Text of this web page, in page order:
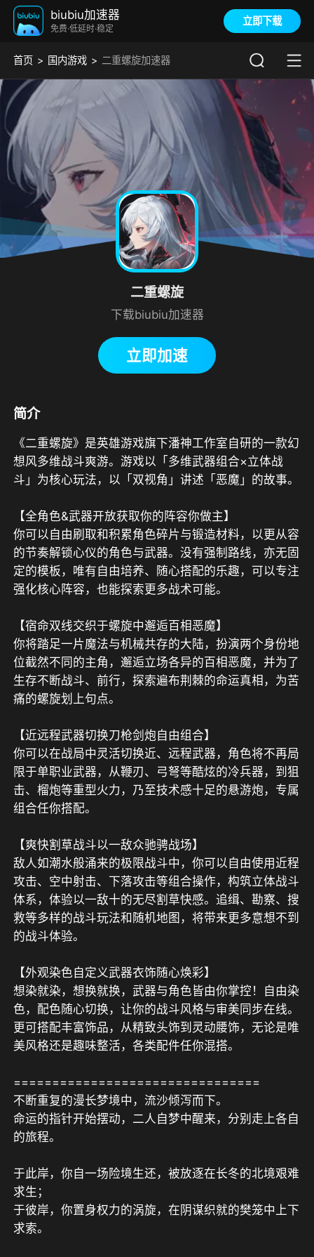
biubiu加速器
免费·低延时·稳定
立即下载
首页 国内游戏 二重螺旋加速器
二重螺旋
下载biubiu加速器
立即加速
简介
《二重螺旋》是英雄游戏旗下潘神工作室自研的一款幻
想风多维战斗爽游。游戏以「多维武器组合×立体战
斗」为核心玩法，以「双视角」讲述「恶魔」的故事。
【全角色&武器开放获取你的阵容你做主】
你可以自由刷取和积累角色碎片与锻造材料，以更从容
的节奏解锁心仪的角色与武器。没有强制路线，亦无固
定的模板，唯有自由培养、随心搭配的乐趣，可以专注
强化核心阵容，也能探索更多战术可能。
【宿命双线交织于螺旋中邂逅百相恶魔】
你将踏足一片魔法与机械共存的大陆，扮演两个身份地
位截然不同的主角，邂逅立场各异的百相恶魔，并为了
生存不断战斗、前行，探索遍布荆棘的命运真相，为苦
痛的螺旋划上句点。
【近远程武器切换刀枪剑炮自由组合】
你可以在战局中灵活切换近、远程武器，角色将不再局
限于单职业武器，从鞭刃、弓弩等酷炫的冷兵器，到狙
击、榴炮等重型火力，乃至技术感十足的悬游炮，专属
组合任你搭配。
【爽快割草战斗以一敌众驰骋战场】
敌人如潮水般涌来的极限战斗中，你可以自由使用近程
攻击、空中射击、下落攻击等组合操作，构筑立体战斗
体系，体验以一敌十的无尽割草快感。追缉、勘察、搜
救等多样的战斗玩法和随机地图，将带来更多意想不到
的战斗体验。
【外观染色自定义武器衣饰随心焕彩】
想染就染，想换就换，武器与角色皆由你掌控！自由染
色，配色随心切换，让你的战斗风格与审美同步在线。
更可搭配丰富饰品，从精致头饰到灵动腰饰，无论是唯
美风格还是趣味整活，各类配件任你混搭。
================================
不断重复的漫长梦境中，流沙倾泻而下。
命运的指针开始摆动，二人自梦中醒来，分别走上各自
的旅程。
于此岸，你自一场险境生还，被放逐在长冬的北境艰难
求生；
于彼岸，你置身权力的涡旋，在阴谋织就的樊笼中上下
求索。